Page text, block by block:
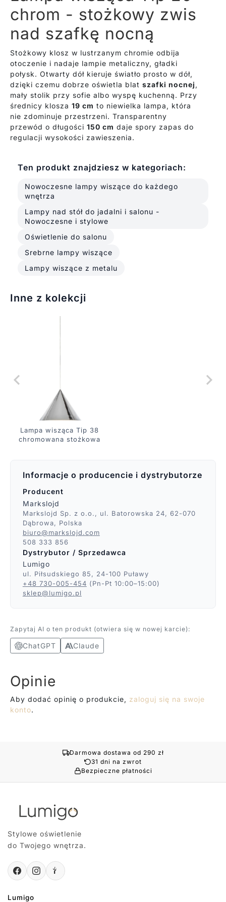
chrom - stożkowy zwis
nad szafkę nocną
Stożkowy klosz w lustrzanym chromie odbija
otoczenie i nadaje lampie metaliczny, gładki
połysk. Otwarty dół kieruje światło prosto w dół,
dzięki czemu dobrze oświetla blat szafki nocnej ,
mały stolik przy sofie albo wyspę kuchenną. Przy
średnicy klosza 19 cm to niewielka lampa, która
nie zdominuje przestrzeni. Transparentny
przewód o długości 150 cm daje spory zapas do
regulacji wysokości zawieszenia.
Ten produkt znajdziesz w kategoriach:
Nowoczesne lampy wiszące do każdego
wnętrza
Lampy nad stół do jadalni i salonu -
Nowoczesne i stylowe
Oświetlenie do salonu
Srebrne lampy wiszące
Lampy wiszące z metalu
Inne z kolekcji
Lampa wisząca Tip 38
chromowana stożkowa
Informacje o producencie i dystrybutorze
Producent
Markslojd
Markslojd Sp. z o.o., ul. Batorowska 24, 62-070
Dąbrowa, Polska
biuro@markslojd.com
508 333 856
Dystrybutor / Sprzedawca
Lumigo
ul. Piłsudskiego 85, 24-100 Puławy
+48 730-005-454 (Pn-Pt 10:00–15:00)
sklep@lumigo.pl
Zapytaj AI o ten produkt (otwiera się w nowej karcie):
ChatGPT Claude
Opinie
Aby dodać opinię o produkcie, zaloguj się na swoje
konto.
Darmowa dostawa od 290 zł
31 dni na zwrot
Bezpieczne płatności
Stylowe oświetlenie
do Twojego wnętrza.
Lumigo